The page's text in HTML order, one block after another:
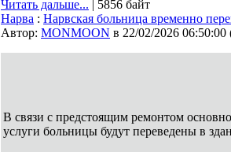
Читать дальше... | 5856 байт
Нарва : Нарвская больница временно
Автор: MONMOON в 22/02/2026 06:50:00
В связи с предстоящим ремонтом
услуги больницы будут переведены в